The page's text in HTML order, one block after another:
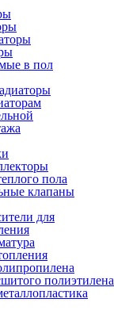
в пол
пола
клапаны
для
полиэтилена